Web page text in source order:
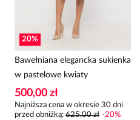
20%
Bawełniana elegancka sukienka
w pastelowe kwiaty
500,00 zł
Najniższa cena w okresie 30 dni
przed obniżką: 625,00 zł -20%